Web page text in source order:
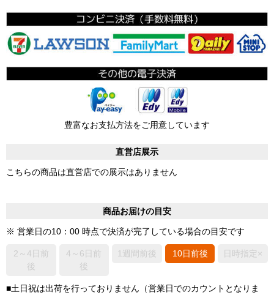
豊富なお支払方法をご用意しています
直営店展示
こちらの商品は直営店での展示はありません
商品お届けの目安
※ 営業日の10：00 時点で決済が完了している場合の目安です
2～4日前
後
4～6日前
後
1週間前後 10日前後 日時指定×
■土日祝は出荷を行っておりません（営業日でのカウントとなりま